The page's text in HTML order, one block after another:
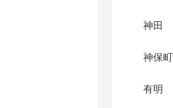
神田
神保町
有明